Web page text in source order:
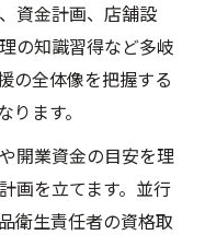
資金計画、店舗設
の知識習得など多岐
の全体像を把握する
ます。
開業資金の目安を理
画を立てます。並行
衛生責任者の資格取